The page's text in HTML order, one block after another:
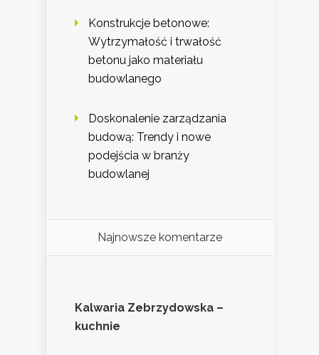
Konstrukcje betonowe:
Wytrzymałość i trwałość
betonu jako materiału
budowlanego
Doskonalenie zarządzania
budową: Trendy i nowe
podejścia w branży
budowlanej
Najnowsze komentarze
Kalwaria Zebrzydowska –
kuchnie